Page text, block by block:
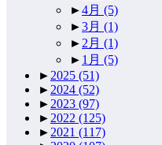
►4月 (5)
►3月 (1)
► 2月 (1)
► 1月 (5)
► 2025 (51)
► 2024 (52)
► 2023 (97)
► 2022 (125)
► 2021 (117)